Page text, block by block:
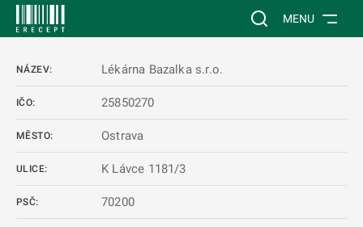
Vyhledávání na
MENU
NÁZEV: Lékárna Bazalka s.r.o.
IČO: 25850270
MĚSTO: Ostrava
ULICE: K Lávce 1181/3
PSČ: 70200